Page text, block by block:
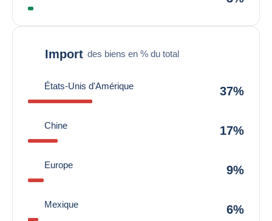
Import des biens en % du total
États-Unis d'Amérique 37%
Chine 17%
Europe 9%
Mexique 6%